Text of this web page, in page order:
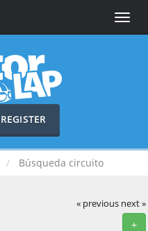
Toggle
REGISTER
Búsqueda circuito
« previous next »
+